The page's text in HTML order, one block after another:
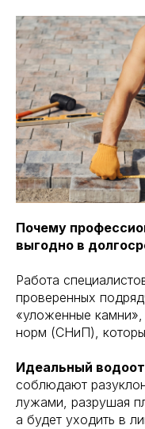
Почему
выгодно в
Работа
проверенных
«уложенные
норм (СНиП),
Идеальный
соблюдают
лужами, разрушая
а будет уходить в